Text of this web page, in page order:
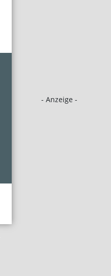
- Anzeige -